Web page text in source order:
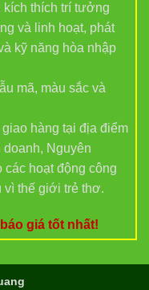
thích trí tưởng
và linh hoạt, phát
kỹ năng hòa nhập
mã, màu sắc và
hàng tại địa điểm
Nguyên
các hoạt động công
vì thế giới trẻ thơ.
giá tốt nhất!